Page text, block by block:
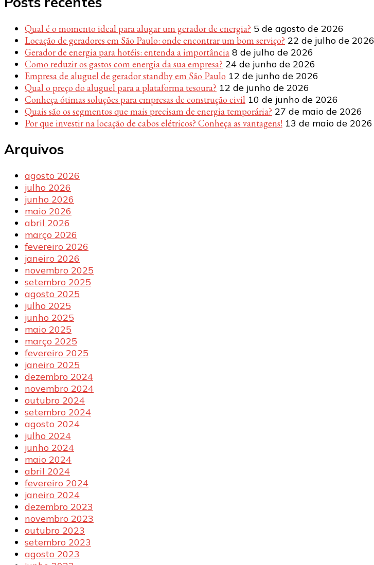
Qual é o momento ideal para alugar um gerador de energia? 5 de agosto de 2026
Locação de geradores em São Paulo: onde encontrar um bom serviço? 22 de julho de 2026
Gerador de energia para hotéis: entenda a importância 8 de julho de 2026
Como reduzir os gastos com energia da sua empresa? 24 de junho de 2026
Empresa de aluguel de gerador standby em São Paulo 12 de junho de 2026
Qual o preço do aluguel para a plataforma tesoura? 12 de junho de 2026
Conheça ótimas soluções para empresas de construção civil 10 de junho de 2026
Quais são os segmentos que mais precisam de energia temporária? 27 de maio de 2026
Por que investir na locação de cabos elétricos? Conheça as vantagens! 13 de maio de 2026
Arquivos
agosto 2026
julho 2026
junho 2026
maio 2026
abril 2026
março 2026
fevereiro 2026
janeiro 2026
novembro 2025
setembro 2025
agosto 2025
julho 2025
junho 2025
maio 2025
março 2025
fevereiro 2025
janeiro 2025
dezembro 2024
novembro 2024
outubro 2024
setembro 2024
agosto 2024
julho 2024
junho 2024
maio 2024
abril 2024
fevereiro 2024
janeiro 2024
dezembro 2023
novembro 2023
outubro 2023
setembro 2023
agosto 2023